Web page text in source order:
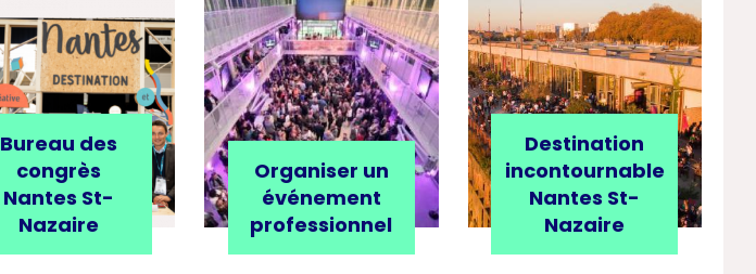
Bureau des
congrès
Nantes St-
Nazaire
Organiser un
événement
professionnel
Destination
incontournable
Nantes St-
Nazaire